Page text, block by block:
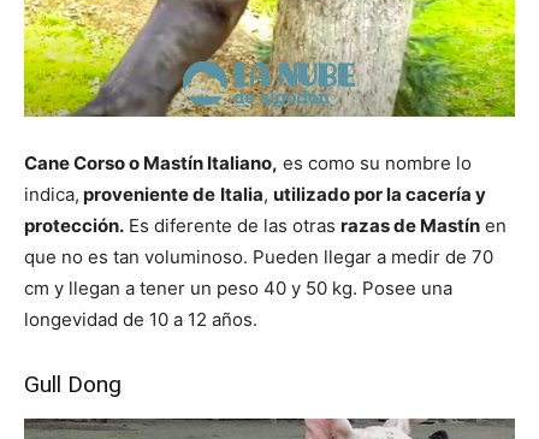
Cane Corso o Mastín Italiano, es como su nombre lo
indica, proveniente de Italia, utilizado por la cacería y
protección. Es diferente de las otras razas de Mastín en
que no es tan voluminoso. Pueden llegar a medir de 70
cm y llegan a tener un peso 40 y 50 kg. Posee una
longevidad de 10 a 12 años.
Gull Dong